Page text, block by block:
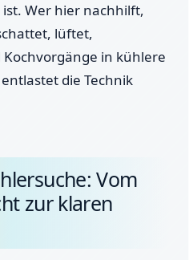
Wer hier nachhilft,
lüftet,
in kühlere
die Technik
Vom
zur klaren